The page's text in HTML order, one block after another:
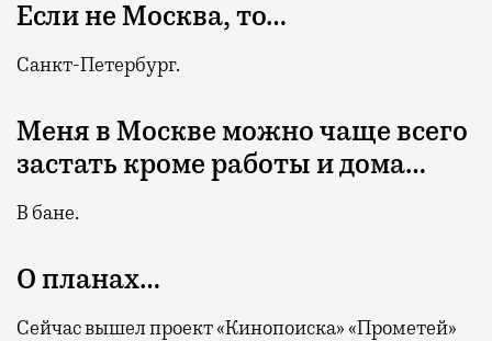
Если не Москва, то…
Санкт-Петербург.
Меня в Москве можно чаще всего
застать кроме работы и дома…
В бане.
О планах…
Сейчас вышел проект «Кинопоиска» «Прометей»